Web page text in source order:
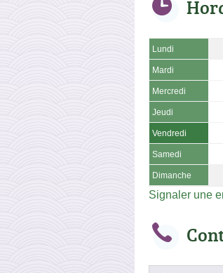
Lundi
Mardi
Mercredi
Jeudi
Vendredi
Samedi
Dimanche
Signaler une